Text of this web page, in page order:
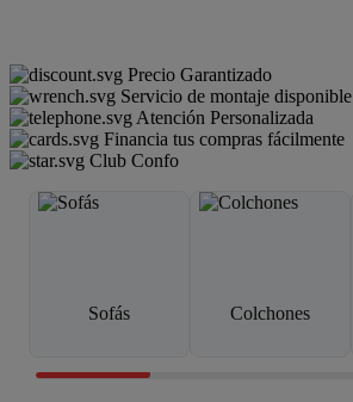
Precio Garantizado
Servicio de montaje disponible
Atención Personalizada
Financia tus compras fácilmente
Club Confo
Sofás Colchones